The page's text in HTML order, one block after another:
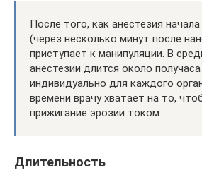
После того, как анестезия
(через несколько минут после
приступает к манипуляции. В
анестезии длится около
индивидуально для каждого
времени врачу хватает на то,
прижигание эрозии током.
Длительность